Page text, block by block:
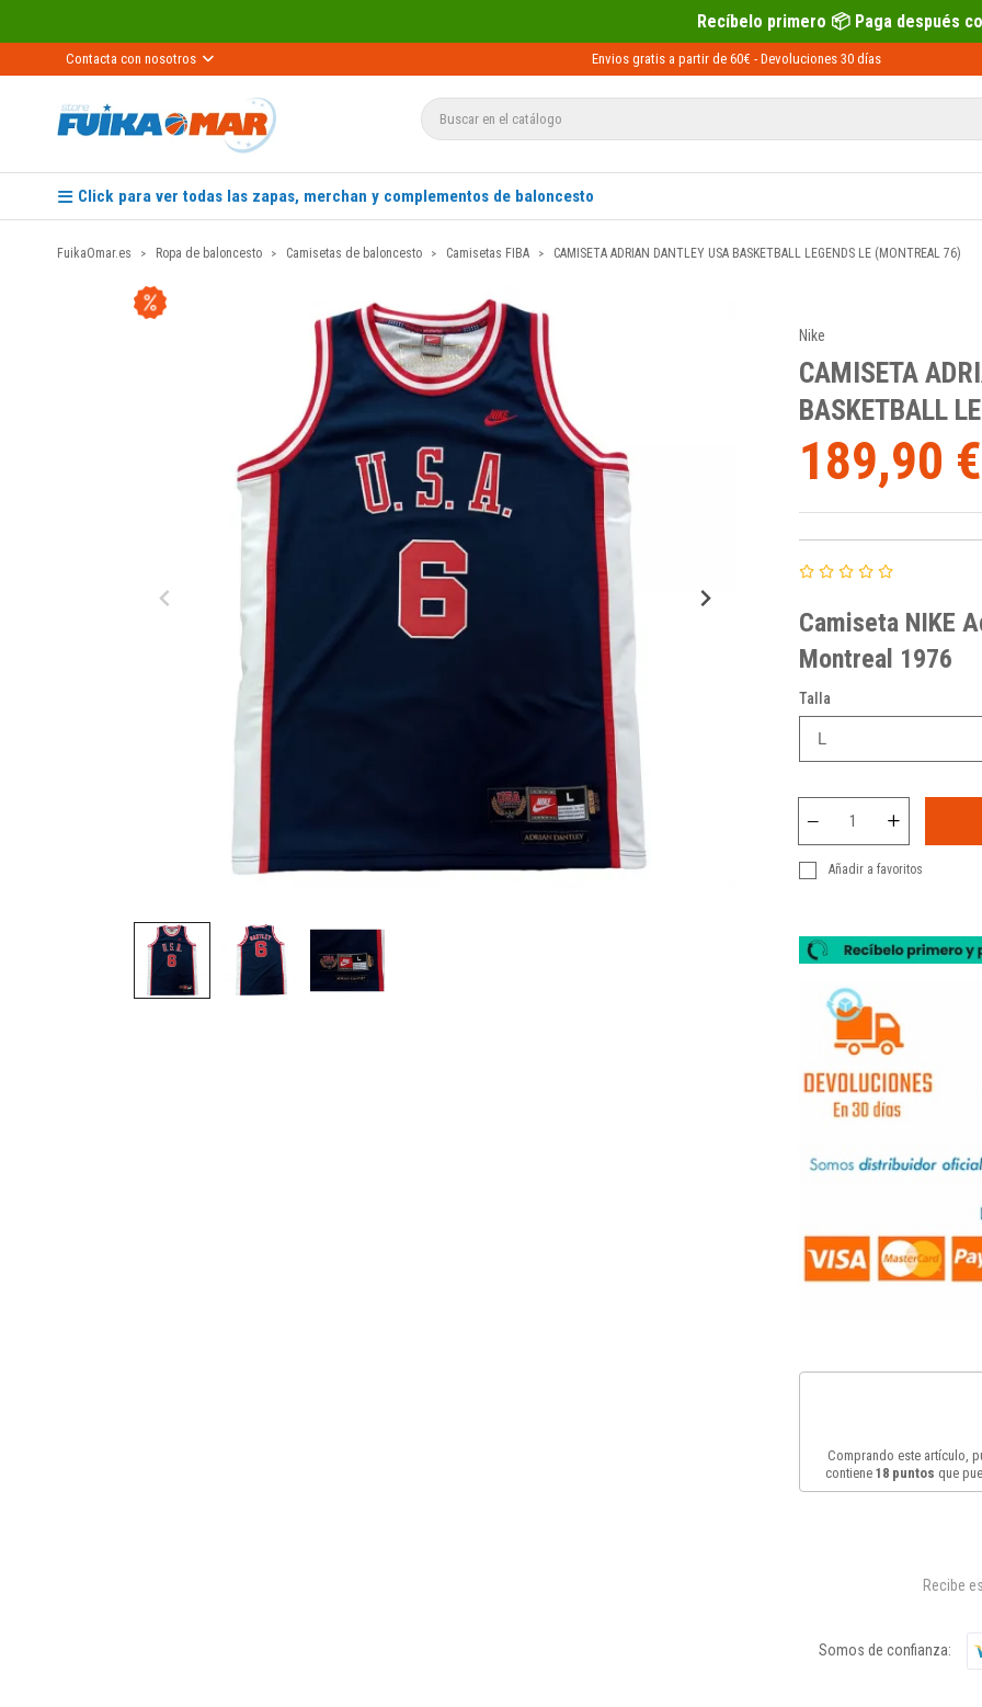
Recíbelo primero 📦 Paga después con Sequra 💶
Contacta con nosotros Envios gratis a partir de 60€ - Devoluciones 30 días
Click para ver todas las zapas, merchan y complementos de baloncesto
FuikaOmar.es Ropa de baloncesto Camisetas de baloncesto Camisetas FIBA CAMISETA ADRIAN DANTLEY USA BASKETBALL LEGENDS LE (MONTREAL 76)
Nike
CAMISETA
BASKETBALL
189,90 €
Camiseta NIKE
Montreal 1976
Talla
Añadir a favoritos
Comprando este artículo,
contiene 18puntos que
Recibe
Somos de confianza: